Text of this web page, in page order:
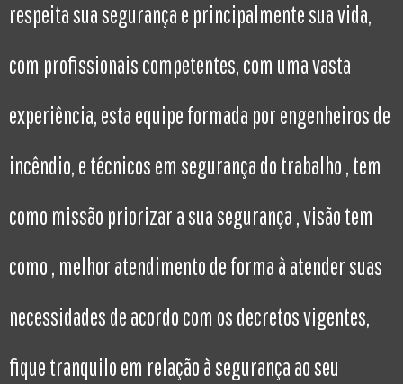
respeita sua segurança e principalmente sua vida,
com profissionais competentes, com uma vasta
experiência, esta equipe formada por engenheiros de
incêndio, e técnicos em segurança do trabalho , tem
como missão priorizar a sua segurança , visão tem
como , melhor atendimento de forma à atender suas
necessidades de acordo com os decretos vigentes,
fique tranquilo em relação à segurança ao seu